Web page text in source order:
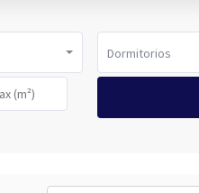
Dormitorios